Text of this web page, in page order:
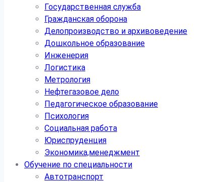
Государственная служба
Гражданская оборона
Делопроизводство и архивоведение
Дошкольное образование
Инженерия
Логистика
Метрология
Нефтегазовое дело
Педагогическое образование
Психология
Социальная работа
Юриспруденция
Экономика,менеджмент
Обучение по специальности
Автотранспорт